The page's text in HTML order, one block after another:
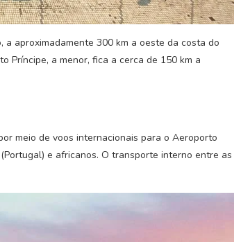
aproximadamente 300 km a oeste da costa do
Príncipe, a menor, fica a cerca de 150 km a
meio de voos internacionais para o Aeroporto
e africanos. O transporte interno entre as
5 de Novembro, 2022